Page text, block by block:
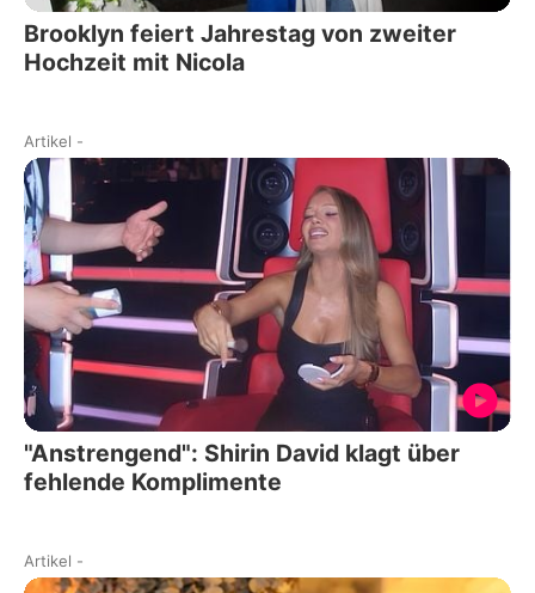
Brooklyn feiert Jahrestag von zweiter
Hochzeit mit Nicola
Artikel -
"Anstrengend": Shirin David klagt über
fehlende Komplimente
Artikel -